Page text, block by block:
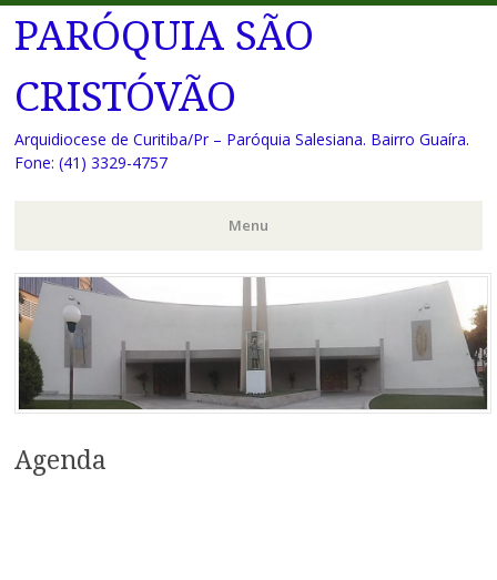
PARÓQUIA SÃO
CRISTÓVÃO
Arquidiocese de Curitiba/Pr – Paróquia Salesiana. Bairro Guaíra.
Fone: (41) 3329-4757
Menu
Pular
para
o
conteúdo
Agenda